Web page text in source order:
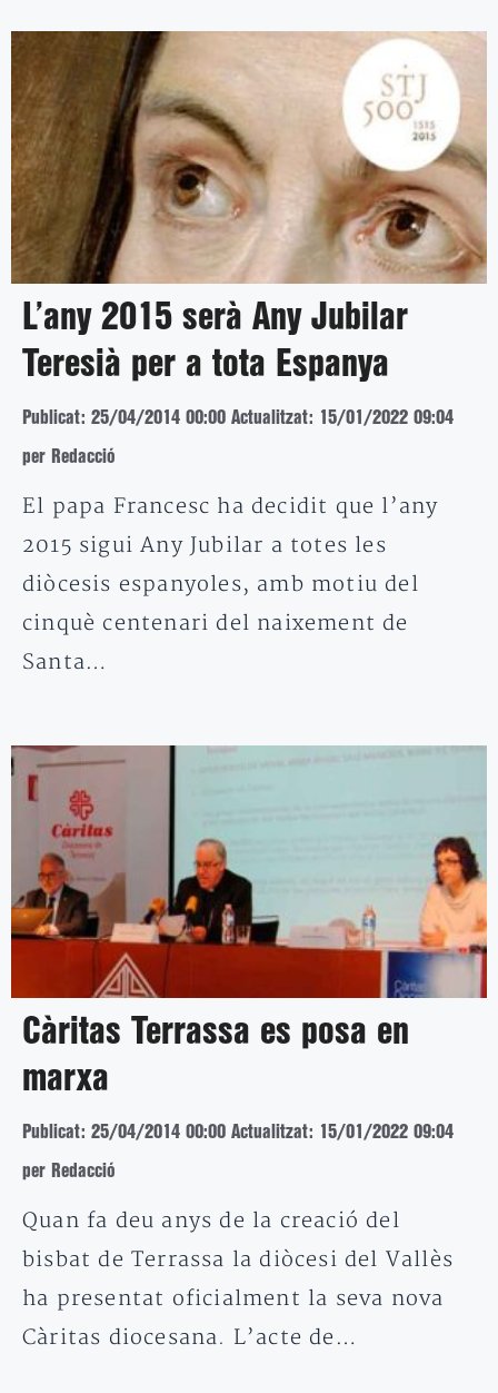
L’any 2015 serà Any Jubilar
Teresià per a tota Espanya
Publicat: 25/04/2014 00:00 Actualitzat: 15/01/2022 09:04
per Redacció
El papa Francesc ha decidit que l’any
2015 sigui Any Jubilar a totes les
diòcesis espanyoles, amb motiu del
cinquè centenari del naixement de
Santa…
Càritas Terrassa es posa en
marxa
Publicat: 25/04/2014 00:00 Actualitzat: 15/01/2022 09:04
per Redacció
Quan fa deu anys de la creació del
bisbat de Terrassa la diòcesi del Vallès
ha presentat oficialment la seva nova
Càritas diocesana. L’acte de…